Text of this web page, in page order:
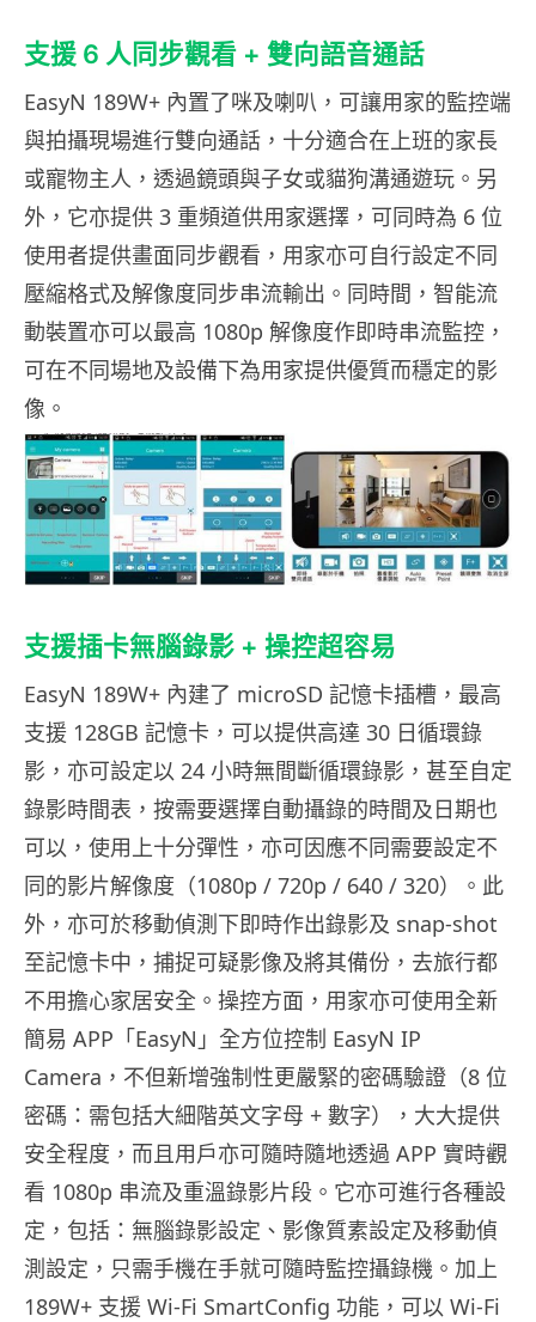
支援 6 人同步觀看 + 雙向語音通話
EasyN 189W+ 內置了咪及喇叭，可讓用家的監控端
與拍攝現場進行雙向通話，十分適合在上班的家長
或寵物主人，透過鏡頭與子女或貓狗溝通遊玩。另
外，它亦提供 3 重頻道供用家選擇，可同時為 6 位
使用者提供畫面同步觀看，用家亦可自行設定不同
壓縮格式及解像度同步串流輸出。同時間，智能流
動裝置亦可以最高 1080p 解像度作即時串流監控，
可在不同場地及設備下為用家提供優質而穩定的影
像。
支援插卡無腦錄影 + 操控超容易
EasyN 189W+ 內建了 microSD 記憶卡插槽，最高
支援 128GB 記憶卡，可以提供高達 30 日循環錄
影，亦可設定以 24 小時無間斷循環錄影，甚至自定
錄影時間表，按需要選擇自動攝錄的時間及日期也
可以，使用上十分彈性，亦可因應不同需要設定不
同的影片解像度（1080p / 720p / 640 / 320）。此
外，亦可於移動偵測下即時作出錄影及 snap-shot
至記憶卡中，捕捉可疑影像及將其備份，去旅行都
不用擔心家居安全。操控方面，用家亦可使用全新
簡易 APP「EasyN」全方位控制 EasyN IP
Camera，不但新增強制性更嚴緊的密碼驗證（8 位
密碼：需包括大細階英文字母 + 數字），大大提供
安全程度，而且用戶亦可隨時隨地透過 APP 實時觀
看 1080p 串流及重溫錄影片段。它亦可進行各種設
定，包括：無腦錄影設定、影像質素設定及移動偵
測設定，只需手機在手就可隨時監控攝錄機。加上
189W+ 支援 Wi-Fi SmartConfig 功能，可以 Wi-Fi